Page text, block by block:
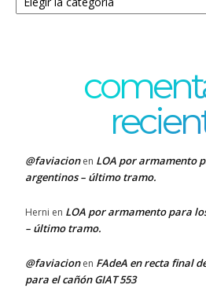
@faviacionen LOA por armamento
argentinos – último tramo.
Herni en LOA por armamento para
– último tramo.
@faviacionen FAdeA en recta final
para el cañón GIAT 553